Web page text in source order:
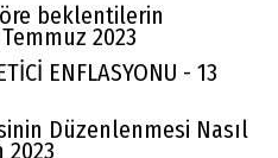
beklentilerin
2023
ENFLASYONU - 13
Düzenlenmesi Nasıl
2023
verilmeli